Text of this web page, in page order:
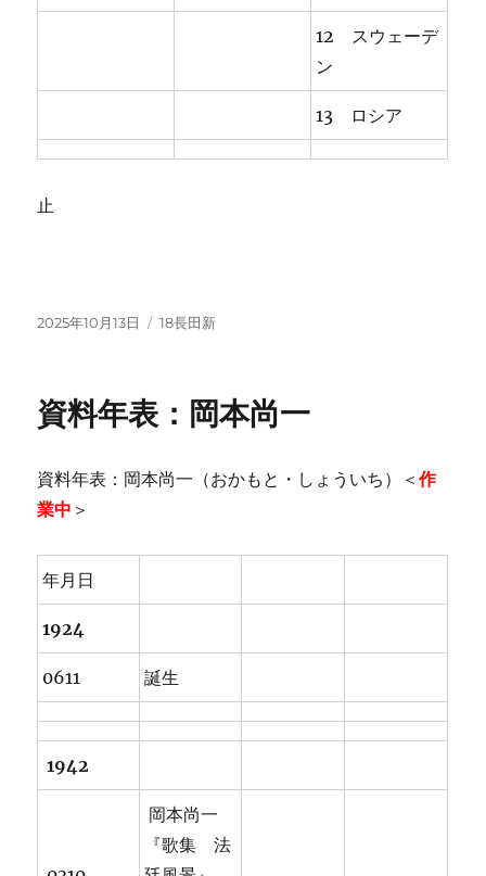
12 スウェーデ
ン
13 ロシア
止
投
2025年10月13日
カ
ー
18長田新
資料年表：岡本尚一
資料年表：岡本尚一（おかもと・しょういち）＜作
業中 ＞
年月日
1924
0611 誕生
1942
岡本尚一
『歌集 法